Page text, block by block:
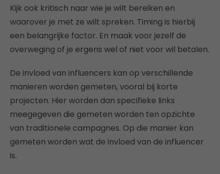
Kijk ook kritisch naar wie je wilt bereiken en
waarover je met ze wilt spreken. Timing is hierbij
een belangrijke factor. En maak voor jezelf de
overweging of je ergens wel of niet voor wil betalen.
De invloed van influencers kan op verschillende
manieren worden gemeten, vooral bij korte
projecten. Hier worden dan specifieke links
meegegeven die gemeten worden ten opzichte
van traditionele campagnes. Op die manier kan
gemeten worden wat de invloed van de influencer
is.